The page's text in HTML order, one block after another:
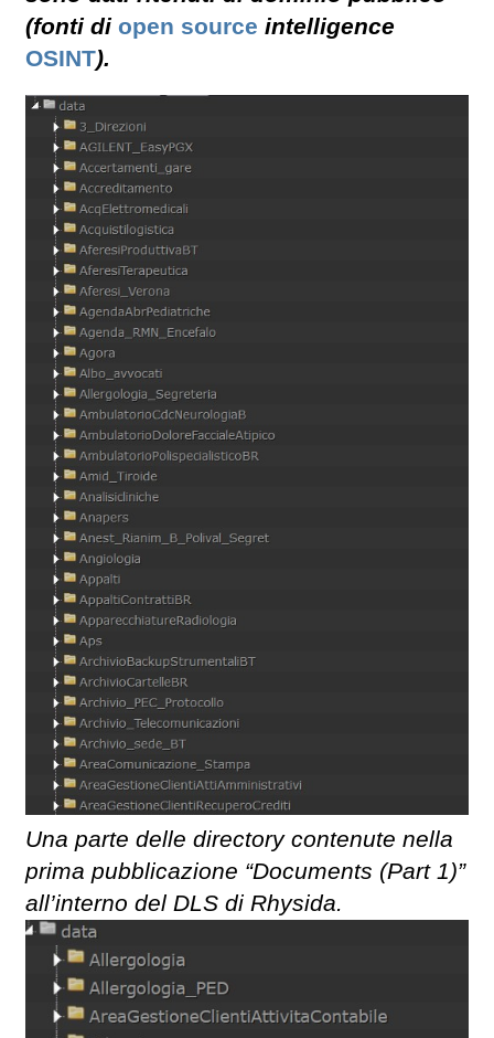
(fonti di open source intelligence
OSINT).
Una parte delle directory contenute nella
prima pubblicazione “Documents (Part 1)”
all’interno del DLS di Rhysida.